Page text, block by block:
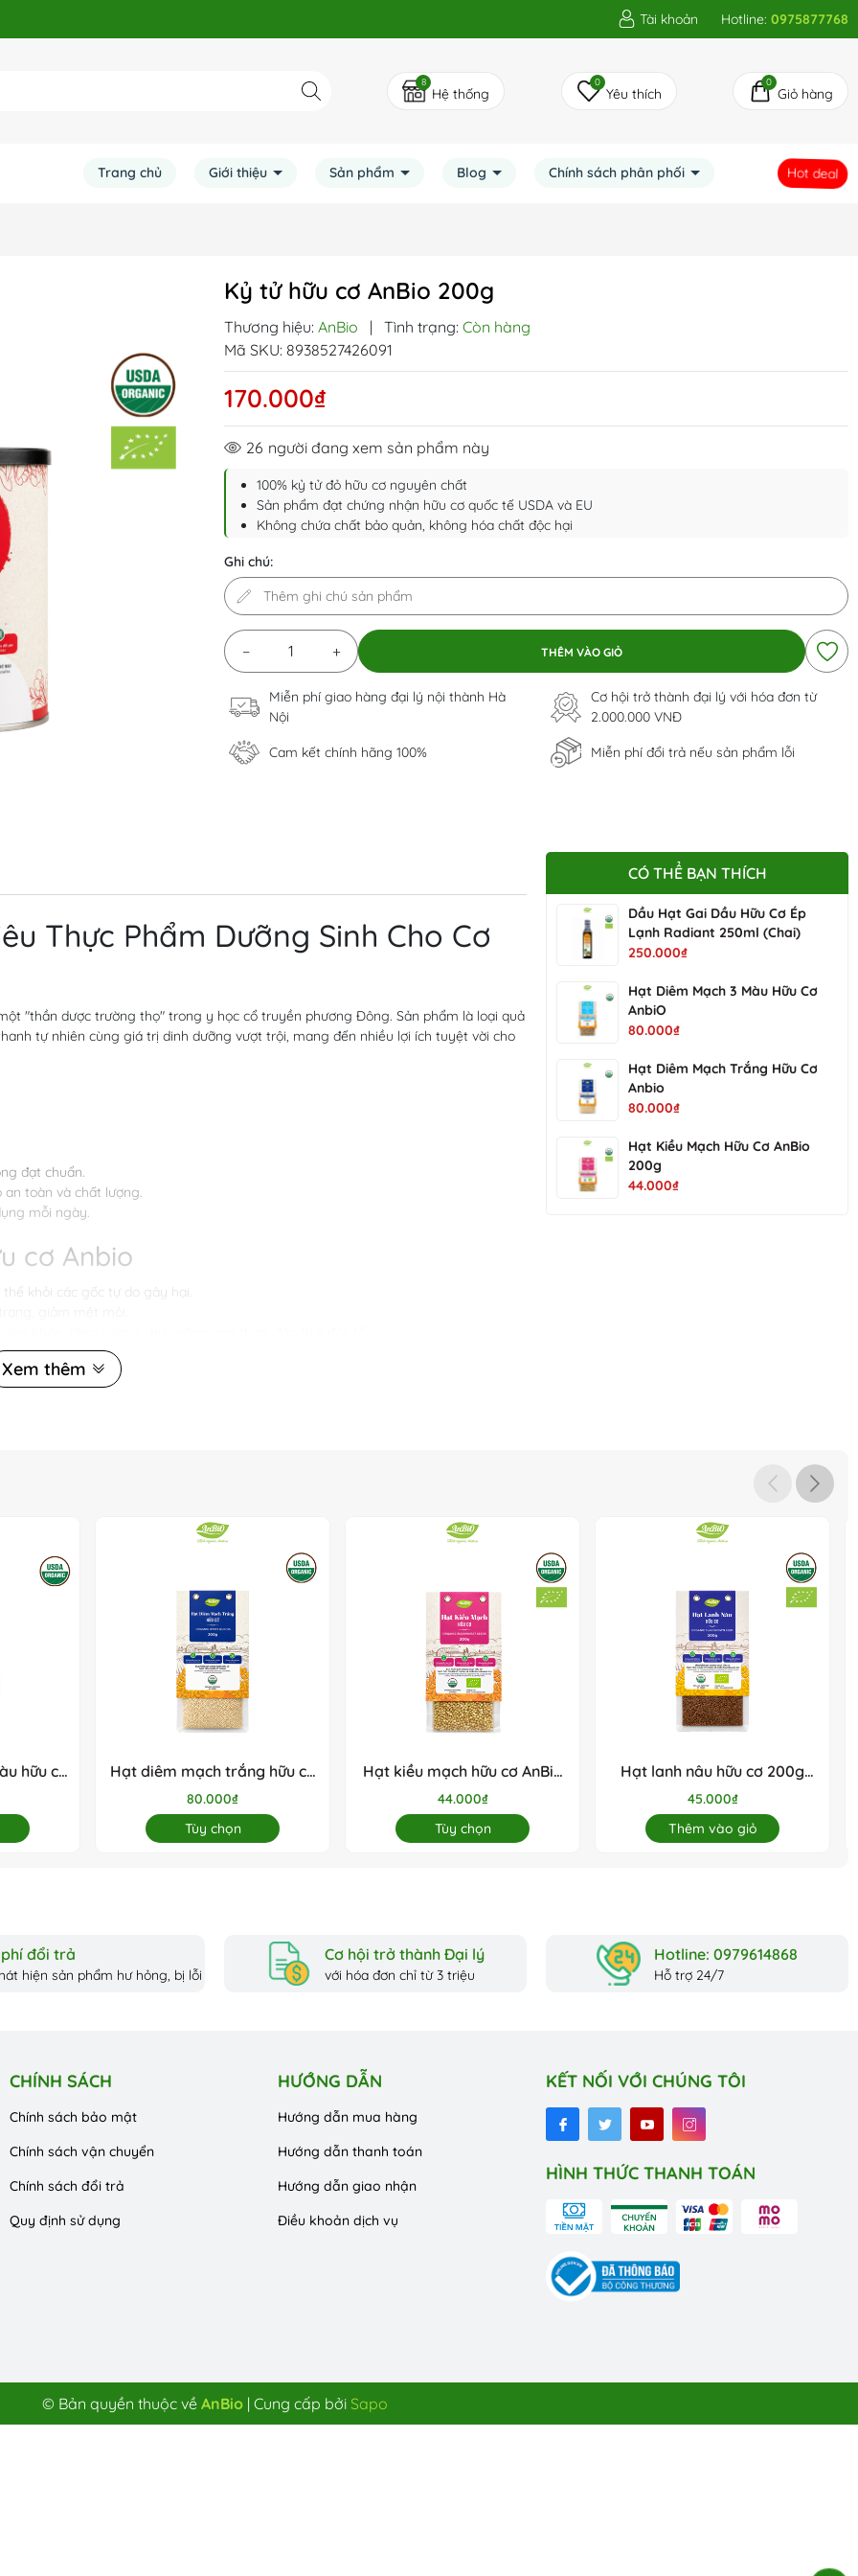
Tài khoản Hotline: 0975877768
8
Hệ thống
0
Yêu thích
0
Giỏ hàng
Trang chủ Giới thiệu Sản phẩm Blog Chính sách phân phối Hot deal
Kỷ tử hữu cơ AnBio 200g
Thương hiệu: AnBio | Tình trạng: Còn hàng
Mã SKU: 8938527426091
170.000₫
26 người đang xem sản phẩm này
100% kỷ tử đỏ hữu cơ nguyên chất
Sản phẩm đạt chứng nhận hữu cơ quốc tế USDA và EU
Không chứa chất bảo quản, không hóa chất độc hại
Ghi chú:
− + THÊM VÀO GIỎ
Miễn phí giao hàng đại lý nội thành Hà
Nội
Cơ hội trở thành đại lý với hóa đơn từ
2.000.000 VNĐ
Cam kết chính hãng 100% Miễn phí đổi trả nếu sản phẩm lỗi
Thực Phẩm Dưỡng Sinh Cho Cơ
"thần dược trường thọ" trong y học cổ truyền phương Đông. Sản phẩm là loại quả
tự nhiên cùng giá trị dinh dưỡng vượt trội, mang đến nhiều lợi ích tuyệt vời cho
đạt chuẩn.
an toàn và chất lượng.
mỗi ngày.
cơ Anbio
khỏi các gốc tự do gây hại.
tật.
kiểm soát đường huyết ở mức an toàn.
thâm nám, hỗ trợ giảm cân, duy trì vóc dáng cân đối.
đỏ, hoa cúc để tăng hương vị và công dụng.
sức khỏe và sắc đẹp một cách tự nhiên. Với nguồn gốc rõ ràng, quy trình sản xuất
cho bạn những trái kỷ tử chất lượng cao nhất, giàu dinh dưỡng và an toàn tuyệt
thực phẩm hữu cơ, siêu thị lớn hoặc trên các trang thương mại điện tử uy tín. Hãy
Xem thêm
CÓ THỂ BẠN THÍCH
Dầu Hạt Gai Dầu Hữu Cơ Ép
Lạnh Radiant 250ml (Chai)
250.000₫
Hạt Diêm Mạch 3 Màu Hữu Cơ
AnbiO
80.000₫
Hạt Diêm Mạch Trắng Hữu Cơ
Anbio
80.000₫
Hạt Kiều Mạch Hữu Cơ AnBio
200g
44.000₫
hữu cơ
Hạt diêm mạch trắng hữu cơ
Anbio
80.000₫
Tùy chọn
Hạt kiều mạch hữu cơ AnBio
200g
44.000₫
Tùy chọn
Hạt lanh nâu hữu cơ 200g
(Gói)
45.000₫
Thêm vào giỏ
phí đổi trả
hiện sản phẩm hư hỏng, bị lỗi
Cơ hội trở thành Đại lý
với hóa đơn chỉ từ 3 triệu
Hotline: 0979614868
Hỗ trợ 24/7
CHÍNH SÁCH
Chính sách bảo mật
Chính sách vận chuyển
Chính sách đổi trả
Quy định sử dụng
HƯỚNG DẪN
Hướng dẫn mua hàng
Hướng dẫn thanh toán
Hướng dẫn giao nhận
Điều khoản dịch vụ
KẾT NỐI VỚI CHÚNG TÔI
HÌNH THỨC THANH TOÁN
© Bản quyền thuộc về AnBio | Cung cấp bởi Sapo